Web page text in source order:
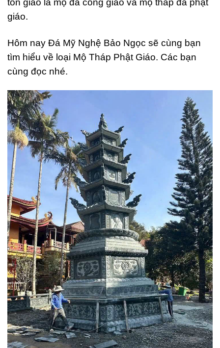
tôn giáo là mộ đá công giáo và mộ tháp đá phật
giáo.
Hôm nay Đá Mỹ Nghệ Bảo Ngọc sẽ cùng bạn
tìm hiểu về loại Mộ Tháp Phật Giáo. Các bạn
cùng đọc nhé.